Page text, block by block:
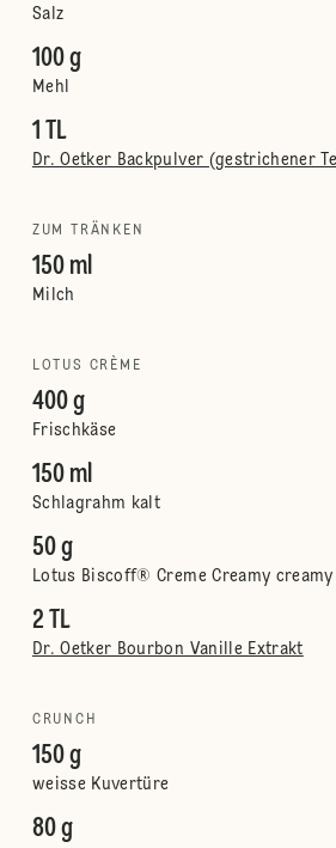
Salz
100 g
Mehl
1 TL
Dr. Oetker Backpulver (gestrichener
ZUM TRÄNKEN
150 ml
Milch
LOTUS CRÈME
400 g
Frischkäse
150 ml
Schlagrahm kalt
50 g
Lotus Biscoff® Creme Creamy creamy
2 TL
Dr. Oetker Bourbon Vanille Extrakt
CRUNCH
150 g
weisse Kuvertüre
80 g